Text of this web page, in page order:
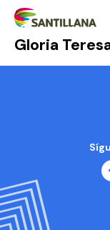
Gloria